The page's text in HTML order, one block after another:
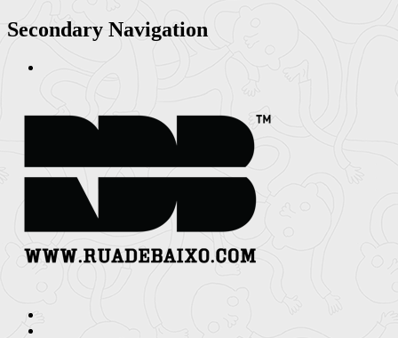
Secondary Navigation